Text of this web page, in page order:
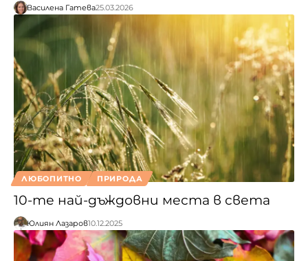
Василена Гатева25.03.2026
ЛЮБОПИТНО ПРИРОДА
10-те най-дъждовни места в света
Юлиян Лазаров10.12.2025